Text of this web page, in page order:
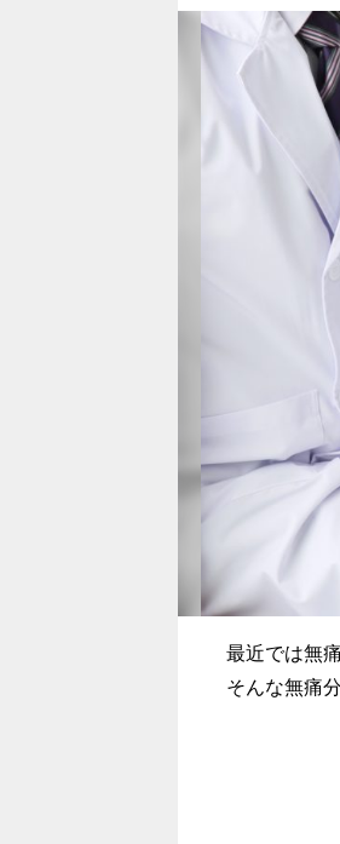
最近では無
そんな無痛